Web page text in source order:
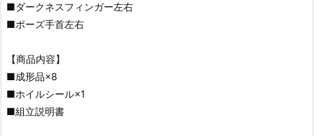
■ダークネスフィンガー左右
■ポーズ手首左右
【商品内容】
■成形品×8
■ホイルシール×1
■組立説明書